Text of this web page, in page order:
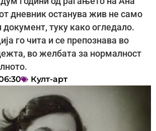
дневник останува жив не само
документ, туку како огледало.
го чита и се препознава во
во желбата за нормалност
Култ-арт